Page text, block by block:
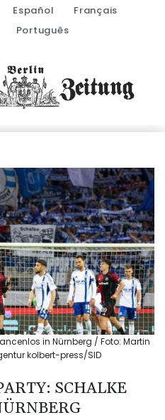
Español
Français
Português
in Nürnberg / Foto: Martin
kolbert-press/SID
SCHALKE